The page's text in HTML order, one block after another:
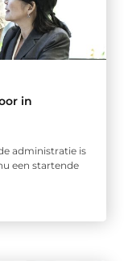
in
administratie is
een startende